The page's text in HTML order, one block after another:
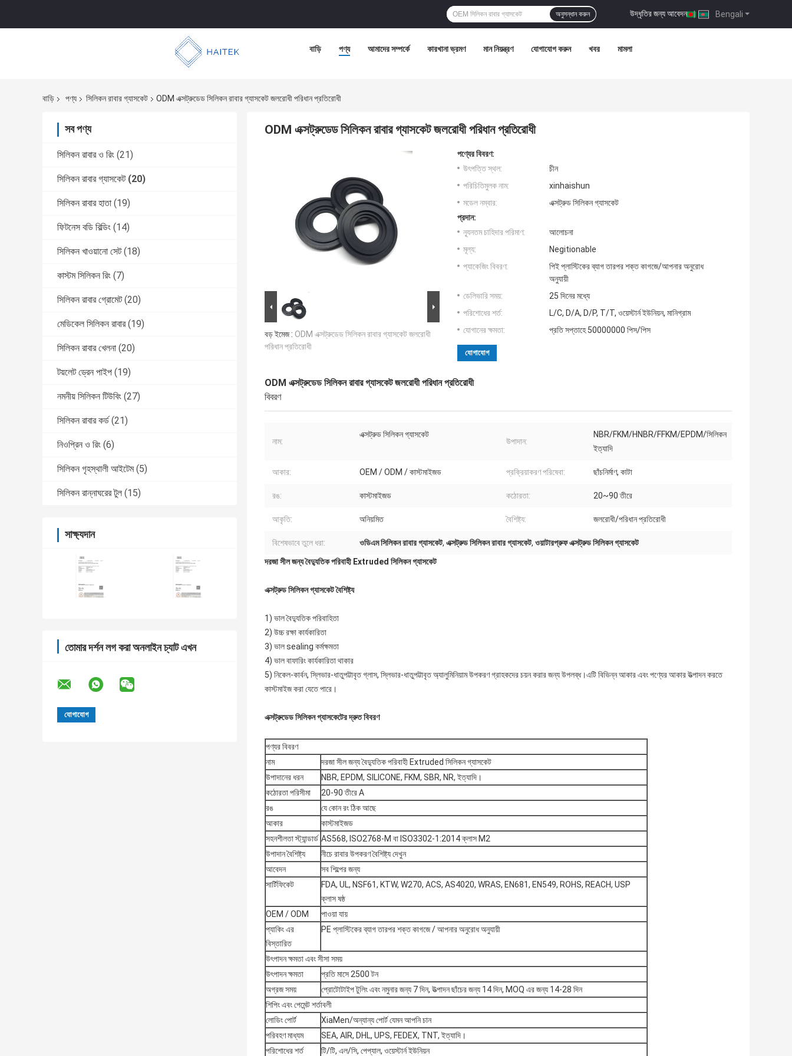
Bengali
উদ্ধৃতির জন্য আবেদন |
অনুসন্ধান করুন
বাড়ি পণ্য আমাদের সম্পর্কে কারখানা ভ্রমণ মান নিয়ন্ত্রণ যোগাযোগ করুন খবর মামলা
বাড়ি পণ্য সিলিকন রাবার গ্যাসকেট ODM এক্সট্রুডেড সিলিকন রাবার গ্যাসকেট জলরোধী পরিধান প্রতিরোধী
সব পণ্য
সিলিকন রাবার ও রিং (21)
সিলিকন রাবার গ্যাসকেট (20)
সিলিকন রাবার হাতা (19)
ফিটনেস বডি বিল্ডিং (14)
সিলিকন খাওয়ানো সেট (18)
কাস্টম সিলিকন রিং (7)
সিলিকন রাবার গ্রোমেট (20)
মেডিকেল সিলিকন রাবার (19)
সিলিকন রাবার খেলনা (20)
টয়লেট ড্রেন পাইপ (19)
নমনীয় সিলিকন টিউবিং (27)
সিলিকন রাবার কর্ড (21)
নিওপ্রিন ও রিং (6)
সিলিকন গৃহস্থালী আইটেম (5)
সিলিকন রান্নাঘরের টুল (15)
সাক্ষ্যদান
তোমার দর্শন লগ করা অনলাইন চ্যাট এখন
ODM এক্সট্রুডেড সিলিকন রাবার গ্যাসকেট জলরোধী পরিধান প্রতিরোধী
বড় ইমেজ : ODM এক্সট্রুডেড সিলিকন রাবার গ্যাসকেট জলরোধী
পরিধান প্রতিরোধী
পণ্যের বিবরণ:
উৎপত্তি স্থল:
চীন
পরিচিতিমুলক নাম:
xinhaishun
মডেল নম্বার:
এক্সট্রুড সিলিকন গ্যাসকেট
প্রদান:
ন্যূনতম চাহিদার পরিমাণ:
আলোচনা
মূল্য:
Negitionable
প্যাকেজিং বিবরণ:
পিই প্লাস্টিকের ব্যাগ তারপর শক্ত কাগজে/আপনার অনুরোধ
অনুযায়ী
ডেলিভারি সময়:
25 দিনের মধ্যে
পরিশোধের শর্ত:
L/C, D/A, D/P, T/T, ওয়েস্টার্ন ইউনিয়ন, মানিগ্রাম
যোগানের ক্ষমতা:
প্রতি সপ্তাহে 50000000 পিস/পিস
যোগাযোগ
ODM এক্সট্রুডেড সিলিকন রাবার গ্যাসকেট জলরোধী পরিধান প্রতিরোধী
বিবরণ
নাম:
এক্সট্রুড সিলিকন গ্যাসকেট
উপাদান:
NBR/FKM/HNBR/FFKM/EPDM/সিলিকন
ইত্যাদি
আকার: OEM / ODM / কাস্টমাইজড প্রক্রিয়াকরণ পরিষেবা: ছাঁচনির্মাণ, কাটা
রঙ: কাস্টমাইজড কঠোরতা: 20~90 তীরে
আকৃতি: অনিয়মিত বৈশিষ্ট্য: জলরোধী/পরিধান প্রতিরোধী
বিশেষভাবে তুলে ধরা: ওডিএম সিলিকন রাবার গ্যাসকেট, এক্সট্রুড সিলিকন রাবার গ্যাসকেট, ওয়াটারপ্রুফ এক্সট্রুড সিলিকন গ্যাসকেট
দরজা সীল জন্য বৈদ্যুতিক পরিবাহী Extruded সিলিকন গ্যাসকেট
এক্সট্রুড সিলিকন গ্যাসকেট বৈশিষ্ট্য
1) ভাল বৈদ্যুতিক পরিবাহিতা
2) উচ্চ রক্ষা কার্যকারিতা
3) ভাল sealing কর্মক্ষমতা
4) ভাল বাফারিং কার্যকারিতা থাকার
5) নিকেল-কার্বন, স্লিভার-ধাতুপট্টাবৃত গ্লাস, স্লিভার-ধাতুপট্টাবৃত অ্যালুমিনিয়াম উপকরণ গ্রাহকদের চয়ন করার জন্য উপলব্ধ।এটি বিভিন্ন আকার এবং পণ্যের আকার উত্পাদন করতে
কাস্টমাইজ করা যেতে পারে।
এক্সট্রুডেড সিলিকন গ্যাসকেটের দ্রুত বিবরণ
পণ্যর বিবরণ
নাম
দরজা সীল জন্য বৈদ্যুতিক পরিবাহী Extruded সিলিকন গ্যাসকেট
উপাদানের ধরন
NBR, EPDM, SILICONE, FKM, SBR, NR, ইত্যাদি।
কঠোরতা পরিসীমা
20-90 তীরে A
রঙ
যে কোন রং ঠিক আছে
আকার
কাস্টমাইজড
সহনশীলতা স্ট্যান্ডার্ড AS568, ISO2768-M বা ISO3302-1:2014 ক্লাস M2
উপাদান বৈশিষ্ট্য
নীচে রাবার উপকরণ বৈশিষ্ট্য দেখুন
আবেদন
সব শিল্পের জন্য
সার্টিফিকেট
FDA, UL, NSF61, KTW, W270, ACS, AS4020, WRAS, EN681, EN549, ROHS, REACH, USP
ক্লাস ষষ্ঠ
OEM / ODM
পাওয়া যায়
প্যাকিং এর
বিস্তারিত
PE প্লাস্টিকের ব্যাগ তারপর শক্ত কাগজে / আপনার অনুরোধ অনুযায়ী
উৎপাদন ক্ষমতা এবং সীসা সময়
উৎপাদন ক্ষমতা
প্রতি মাসে 2500 টন
অগ্রজ সময়
প্রোটোটাইপ টুলিং এবং নমুনার জন্য 7 দিন, উত্পাদন ছাঁচের জন্য 14 দিন, MOQ এর জন্য 14-28 দিন
শিপিং এবং পেমেন্ট শর্তাবলী
লোডিং পোর্ট
XiaMen/অন্যান্য পোর্ট যেমন আপনি চান
পরিবহণ মাধ্যম
SEA, AIR, DHL, UPS, FEDEX, TNT, ইত্যাদি।
পরিশোধের শর্ত
টি/টি, এল/সি, পেপ্যাল, ওয়েস্টার্ন ইউনিয়ন